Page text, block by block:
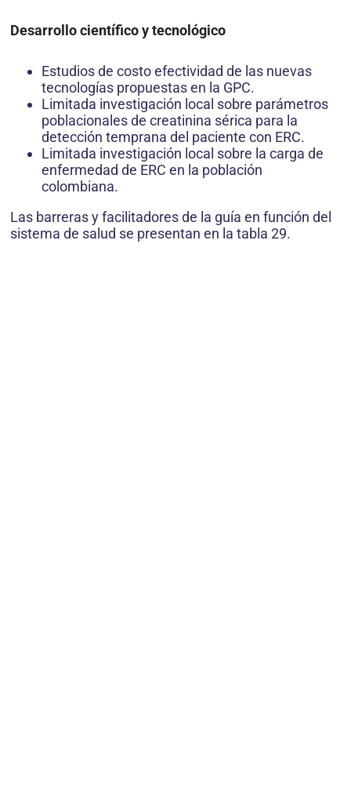
Desarrollo científico y tecnológico
Estudios de costo efectividad de las nuevas
tecnologías propuestas en la GPC.
Limitada investigación local sobre parámetros
poblacionales de creatinina sérica para la
detección temprana del paciente con ERC.
Limitada investigación local sobre la carga de
enfermedad de ERC en la población
colombiana.
Las barreras y facilitadores de la guía en función del
sistema de salud se presentan en la tabla 29.